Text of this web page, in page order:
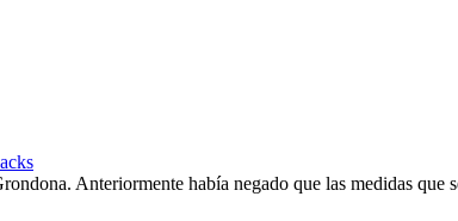
Anteriormente había negado que las medidas que